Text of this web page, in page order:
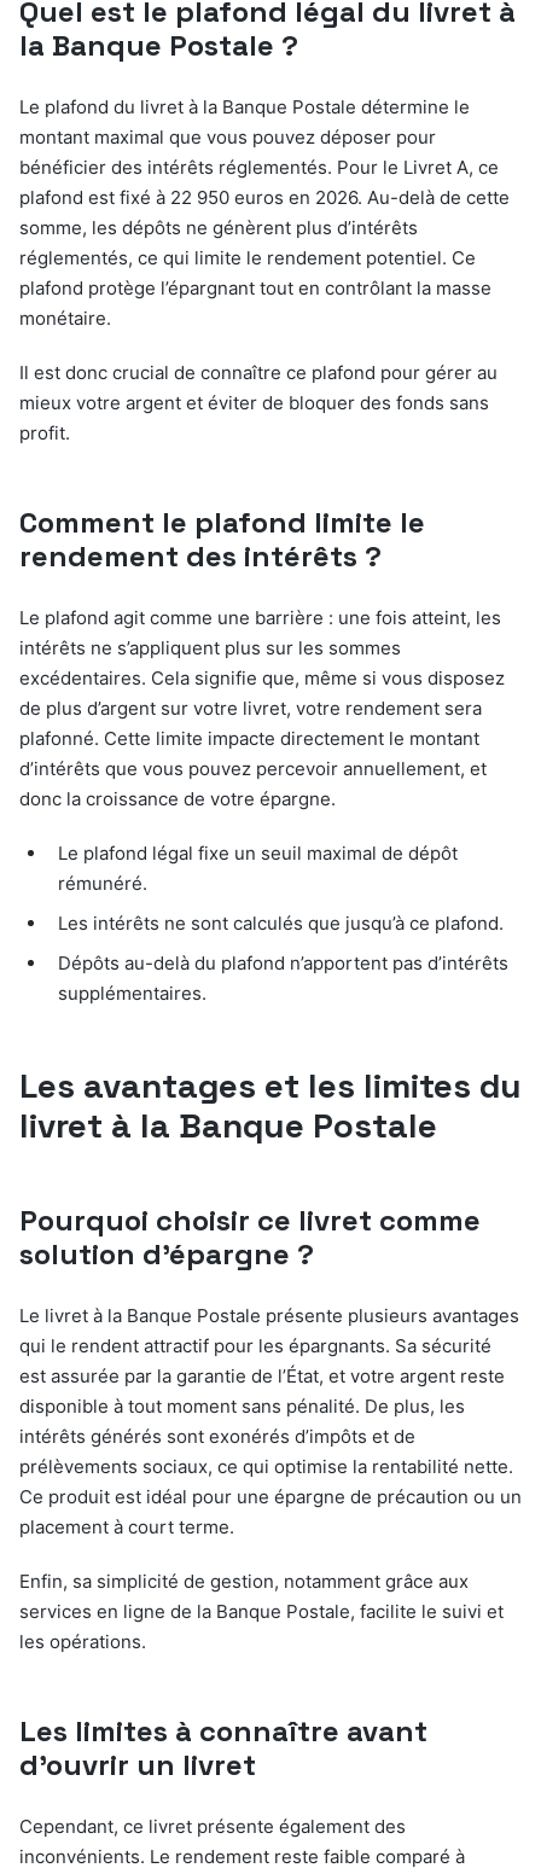
Quel est le plafond légal du livret à
la Banque Postale ?
Le plafond du livret à la Banque Postale détermine le
montant maximal que vous pouvez déposer pour
bénéficier des intérêts réglementés. Pour le Livret A, ce
plafond est fixé à 22 950 euros en 2026. Au-delà de cette
somme, les dépôts ne génèrent plus d’intérêts
réglementés, ce qui limite le rendement potentiel. Ce
plafond protège l’épargnant tout en contrôlant la masse
monétaire.
Il est donc crucial de connaître ce plafond pour gérer au
mieux votre argent et éviter de bloquer des fonds sans
profit.
Comment le plafond limite le
rendement des intérêts ?
Le plafond agit comme une barrière : une fois atteint, les
intérêts ne s’appliquent plus sur les sommes
excédentaires. Cela signifie que, même si vous disposez
de plus d’argent sur votre livret, votre rendement sera
plafonné. Cette limite impacte directement le montant
d’intérêts que vous pouvez percevoir annuellement, et
donc la croissance de votre épargne.
Le plafond légal fixe un seuil maximal de dépôt
rémunéré.
Les intérêts ne sont calculés que jusqu’à ce plafond.
Dépôts au-delà du plafond n’apportent pas d’intérêts
supplémentaires.
Les avantages et les limites du
livret à la Banque Postale
Pourquoi choisir ce livret comme
solution d’épargne ?
Le livret à la Banque Postale présente plusieurs avantages
qui le rendent attractif pour les épargnants. Sa sécurité
est assurée par la garantie de l’État, et votre argent reste
disponible à tout moment sans pénalité. De plus, les
intérêts générés sont exonérés d’impôts et de
prélèvements sociaux, ce qui optimise la rentabilité nette.
Ce produit est idéal pour une épargne de précaution ou un
placement à court terme.
Enfin, sa simplicité de gestion, notamment grâce aux
services en ligne de la Banque Postale, facilite le suivi et
les opérations.
Les limites à connaître avant
d’ouvrir un livret
Cependant, ce livret présente également des
inconvénients. Le rendement reste faible comparé à